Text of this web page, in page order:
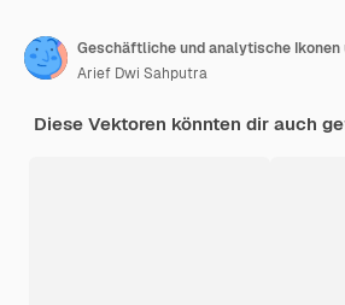
Arief Dwi Sahputra
Diese Vektoren könnten dir auch